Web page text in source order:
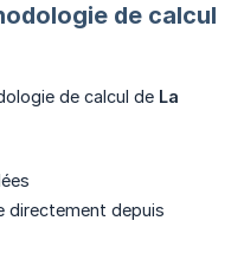
de calcul
de calcul de La
directement depuis